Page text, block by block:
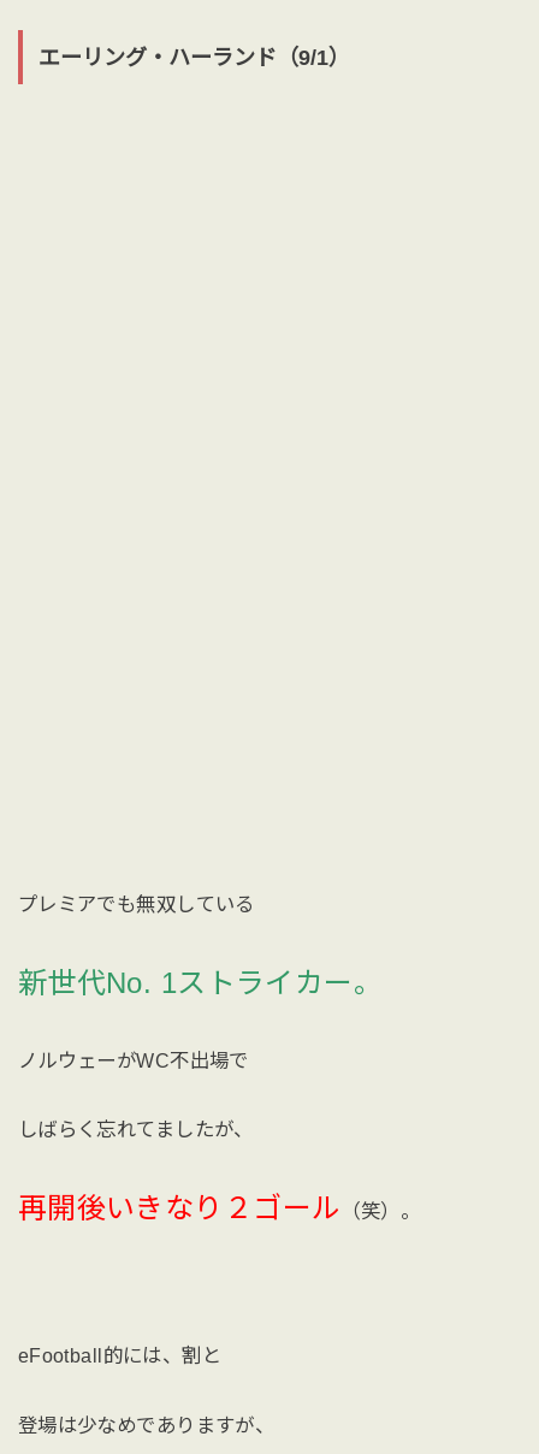
エーリング・ハーランド（9/1）
プレミアでも無双している
新世代No. 1ストライカー。
ノルウェーがWC不出場で
しばらく忘れてましたが、
再開後いきなり２ゴール （笑）。
eFootball的には、割と
登場は少なめでありますが、